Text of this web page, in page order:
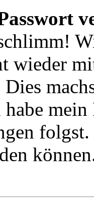
wieder
Dies